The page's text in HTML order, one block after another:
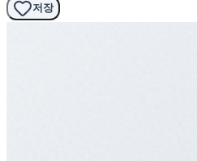
저장